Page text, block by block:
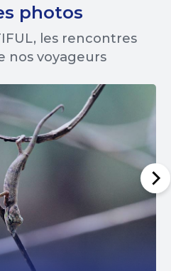
photos
les rencontres
nos voyageurs